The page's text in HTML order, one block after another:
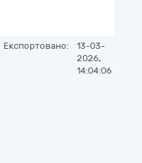
Експортовано:
13-03-
2026,
14:04:06